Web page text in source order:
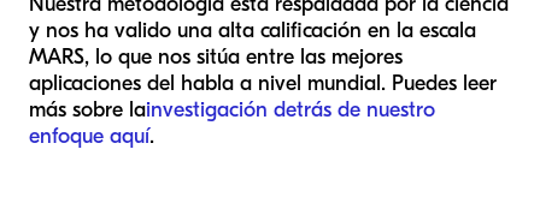
y nos ha valido una alta calificación en la escala
MARS, lo que nos sitúa entre las mejores
aplicaciones del habla a nivel mundial. Puedes leer
más sobre lainvestigación detrás de nuestro
enfoque aquí.